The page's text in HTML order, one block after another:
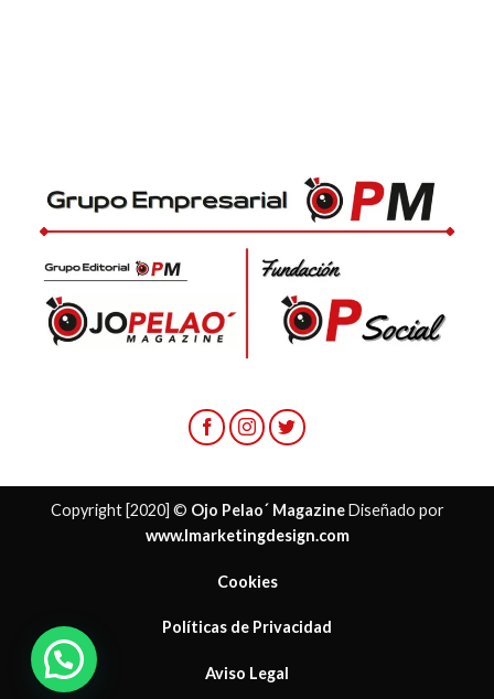
Copyright [2020] © Ojo Pelao´ MagazineDiseñado por
www.lmarketingdesign.com
Cookies
Políticas de Privacidad
Aviso Legal